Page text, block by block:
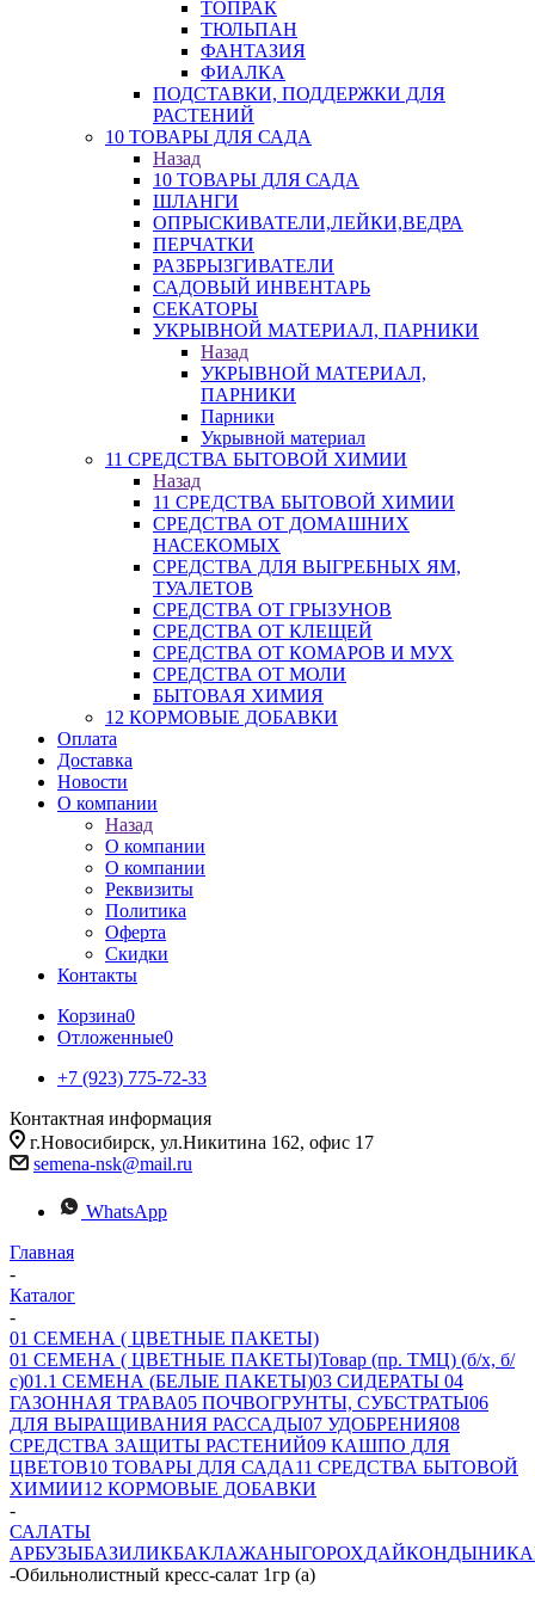
ТОПРАК
ТЮЛЬПАН
ФАНТАЗИЯ
ФИАЛКА
ПОДСТАВКИ, ПОДДЕРЖКИ ДЛЯ
РАСТЕНИЙ
10 ТОВАРЫ ДЛЯ САДА
Назад
10 ТОВАРЫ ДЛЯ САДА
ШЛАНГИ
ОПРЫСКИВАТЕЛИ,ЛЕЙКИ,ВЕДРА
ПЕРЧАТКИ
РАЗБРЫЗГИВАТЕЛИ
САДОВЫЙ ИНВЕНТАРЬ
СЕКАТОРЫ
УКРЫВНОЙ МАТЕРИАЛ, ПАРНИКИ
Назад
УКРЫВНОЙ МАТЕРИАЛ,
ПАРНИКИ
Парники
Укрывной материал
11 СРЕДСТВА БЫТОВОЙ ХИМИИ
Назад
11 СРЕДСТВА БЫТОВОЙ ХИМИИ
СРЕДСТВА ОТ ДОМАШНИХ
НАСЕКОМЫХ
СРЕДСТВА ДЛЯ ВЫГРЕБНЫХ ЯМ,
ТУАЛЕТОВ
СРЕДСТВА ОТ ГРЫЗУНОВ
СРЕДСТВА ОТ КЛЕЩЕЙ
СРЕДСТВА ОТ КОМАРОВ И МУХ
СРЕДСТВА ОТ МОЛИ
БЫТОВАЯ ХИМИЯ
12 КОРМОВЫЕ ДОБАВКИ
Оплата
Доставка
Новости
О компании
Назад
О компании
О компании
Реквизиты
Политика
Оферта
Скидки
Контакты
Корзина0
Отложенные0
+7 (923) 775-72-33
Контактная информация
г.Новосибирск, ул.Никитина 162, офис 17
semena-nsk@mail.ru
WhatsApp
Главная
-
Каталог
-
01 СЕМЕНА ( ЦВЕТНЫЕ ПАКЕТЫ)
01 СЕМЕНА ( ЦВЕТНЫЕ ПАКЕТЫ)Товар (пр. ТМЦ) (б/х, б/
с)01.1 СЕМЕНА (БЕЛЫЕ ПАКЕТЫ)03 СИДЕРАТЫ 04
ГАЗОННАЯ ТРАВА05 ПОЧВОГРУНТЫ, СУБСТРАТЫ06
ДЛЯ ВЫРАЩИВАНИЯ РАССАДЫ07 УДОБРЕНИЯ08
СРЕДСТВА ЗАЩИТЫ РАСТЕНИЙ09 КАШПО ДЛЯ
ЦВЕТОВ10 ТОВАРЫ ДЛЯ САДА11 СРЕДСТВА БЫТОВОЙ
ХИМИИ12 КОРМОВЫЕ ДОБАВКИ
-
САЛАТЫ
АРБУЗЫБАЗИЛИКБАКЛАЖАНЫГОРОХДАЙКОНДЫНИ
-Обильнолистный кресс-салат 1гр (а)